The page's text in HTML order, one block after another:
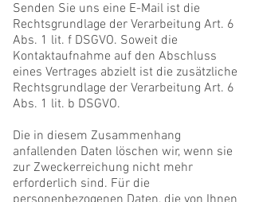
Senden Sie uns eine E-Mail ist die
Rechtsgrundlage der Verarbeitung Art. 6
Abs. 1 lit. f DSGVO. Soweit die
Kontaktaufnahme auf den Abschluss
eines Vertrages abzielt ist die zusätzliche
Rechtsgrundlage der Verarbeitung Art. 6
Abs. 1 lit. b DSGVO.
Die in diesem Zusammenhang
anfallenden Daten löschen wir, wenn sie
zur Zweckerreichung nicht mehr
erforderlich sind. Für die